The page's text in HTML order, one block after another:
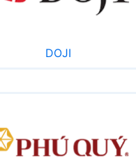
DOJI